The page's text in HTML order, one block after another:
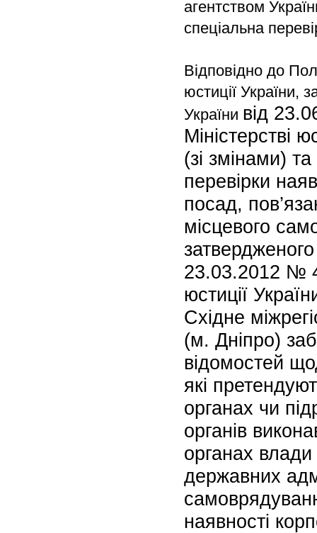
агентством
спеціальна
Відповідно до
юстиції України,
України від
Міністерстві
(зі змінами)
перевірки
посад,
місцевого
23.03.2012 №
юстиції
Східне
(м. Дніпро)
відомостей
які
органах чи
органів
органах
державних
наявності